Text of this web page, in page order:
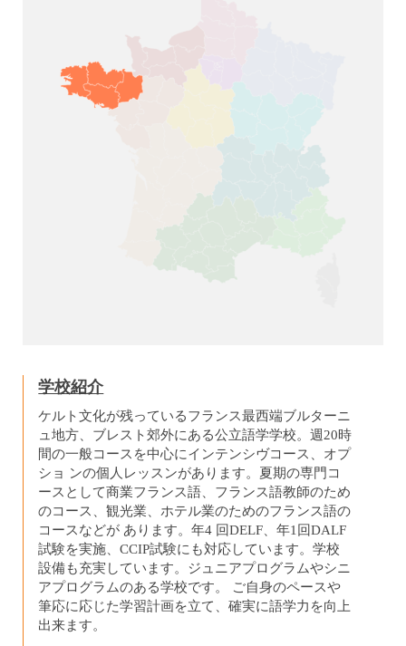
学校紹介
ケルト文化が残っているフランス最西端ブルターニ
ュ地方、ブレスト郊外にある公立語学学校。週20時
間の一般コースを中心にインテンシヴコース、オプ
ショ ンの個人レッスンがあります。夏期の専門コ
ースとして商業フランス語、フランス語教師のため
のコース、観光業、ホテル業のためのフランス語の
コースなどが あります。年4 回DELF、年1回DALF
試験を実施、CCIP試験にも対応しています。学校
設備も充実しています。ジュニアプログラムやシニ
アプログラムのある学校です。 ご自身のペースや
筆応に応じた学習計画を立て、確実に語学力を向上
出来ます。